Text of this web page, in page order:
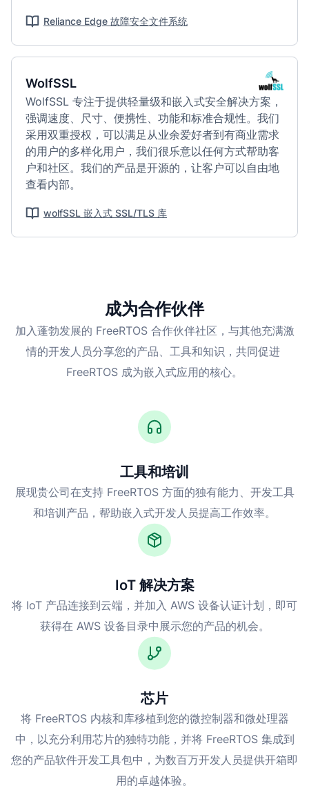
Reliance Edge 故障安全文件系统
WolfSSL
WolfSSL 专注于提供轻量级和嵌入式安全解决方案，
强调速度、尺寸、便携性、功能和标准合规性。我们
采用双重授权，可以满足从业余爱好者到有商业需求
的用户的多样化用户，我们很乐意以任何方式帮助客
户和社区。我们的产品是开源的，让客户可以自由地
查看内部。
wolfSSL 嵌入式 SSL/TLS 库
成为合作伙伴
加入蓬勃发展的 FreeRTOS 合作伙伴社区，与其他充满激
情的开发人员分享您的产品、工具和知识，共同促进
FreeRTOS 成为嵌入式应用的核心。
工具和培训
展现贵公司在支持 FreeRTOS 方面的独有能力、开发工具
和培训产品，帮助嵌入式开发人员提高工作效率。
IoT 解决方案
将 IoT 产品连接到云端，并加入 AWS 设备认证计划，即可
获得在 AWS 设备目录中展示您的产品的机会。
芯片
将 FreeRTOS 内核和库移植到您的微控制器和微处理器
中，以充分利用芯片的独特功能，并将 FreeRTOS 集成到
您的产品软件开发工具包中，为数百万开发人员提供开箱即
用的卓越体验。